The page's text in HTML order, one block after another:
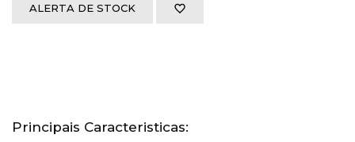
ALERTA DE STOCK
Principais Caracteristicas: